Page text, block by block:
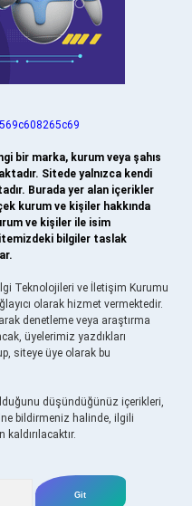
bir marka, kurum veya şahıs
Sitede yalnızca kendi
Burada yer alan içerikler
kurum ve kişiler hakkında
ve kişiler ile isim
bilgiler taslak
Teknolojileri ve İletişim Kurumu
olarak hizmet vermektedir.
denetleme veya araştırma
üyelerimiz yazdıkları
siteye üye olarak bu
düşündüğünüz içerikleri,
bildirmeniz halinde, ilgili